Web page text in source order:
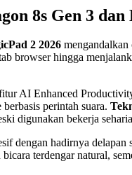
8s Gen 3
2 2026
browser hingga
AI Enhanced
perintah suara.
digunakan bekerja
dengan hadirnya
terdengar natural,